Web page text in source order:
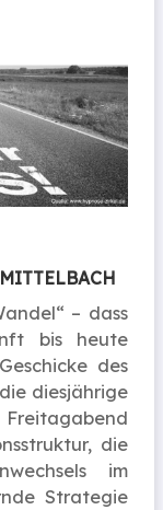
– dass
bis heute
des
diesjährige
die
im
Strategie